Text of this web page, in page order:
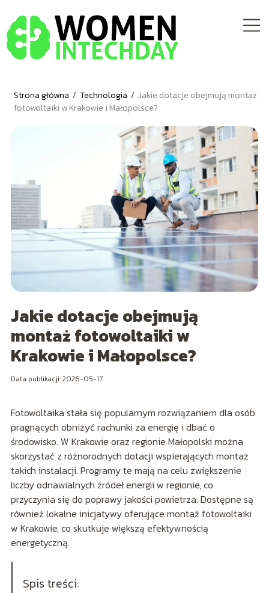
Strona główna / Technologia / Jakie dotacje obejmują montaż
fotowoltaiki w Krakowie i Małopolsce?
Jakie dotacje obejmują
montaż fotowoltaiki w
Krakowie i Małopolsce?
Data publikacji: 2026-05-17
Fotowoltaika stała się popularnym rozwiązaniem dla osób
pragnących obniżyć rachunki za energię i dbać o
środowisko. W Krakowie oraz regionie Małopolski można
skorzystać z różnorodnych dotacji wspierających montaż
takich instalacji. Programy te mają na celu zwiększenie
liczby odnawialnych źródeł energii w regionie, co
przyczynia się do poprawy jakości powietrza. Dostępne są
również lokalne inicjatywy oferujące montaż fotowoltaiki
w Krakowie, co skutkuje większą efektywnością
energetyczną.
Spis treści: